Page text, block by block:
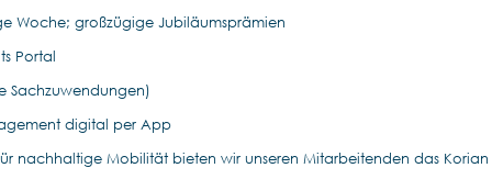
Woche; großzügige Jubiläumsprämien
Portal
Sachzuwendungen)
digital per App
nachhaltige Mobilität bieten wir unseren Mitarbeitenden das Korian